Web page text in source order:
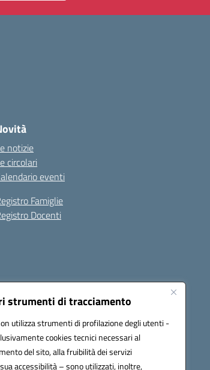
strumenti di tracciamento
utilizza strumenti di profilazione degli utenti -
cookies tecnici necessari al
del sito, alla fruibilità dei servizi
accessibilità – sono utilizzati, inoltre,
notizie
circolari
eventi
Famiglie
Docenti